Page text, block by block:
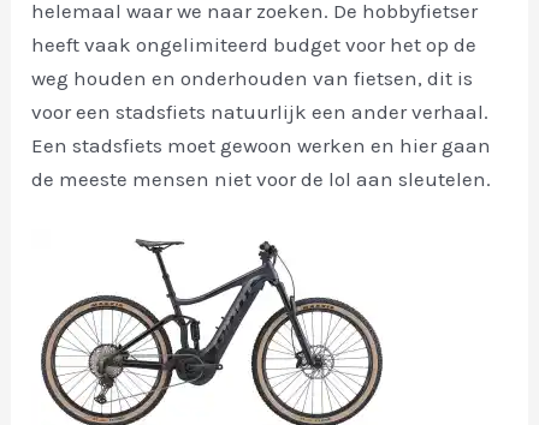
helemaal waar we naar zoeken. De hobbyfietser
heeft vaak ongelimiteerd budget voor het op de
weg houden en onderhouden van fietsen, dit is
voor een stadsfiets natuurlijk een ander verhaal.
Een stadsfiets moet gewoon werken en hier gaan
de meeste mensen niet voor de lol aan sleutelen.